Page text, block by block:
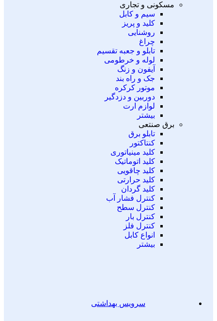
مسکونی و تجاری
سیم و کابل
کلید و پریز
روشنایی
چراغ
تابلو و جعبه تقسیم
لوله و خرطومی
آیفون و زنگ
جک و راه بند
موتور کرکره
دوربین و دزدگیر
لوازم ارت
بیشتر
برق صنتعی
تابلو برق
کنتاکتور
کلید مینیاتوری
کلید اتوماتیک
کلید چاقویی
کلید حرارتی
کلید گردان
کنترل فشار آب
کنترل سطح
کنترل بار
کنترل فلز
انواع کابل
بیشتر
سرویس بهداشتی